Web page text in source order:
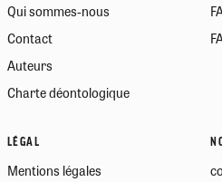
Qui sommes-nous
Contact
Auteurs
Charte déontologique
LÉGAL
Mentions légales